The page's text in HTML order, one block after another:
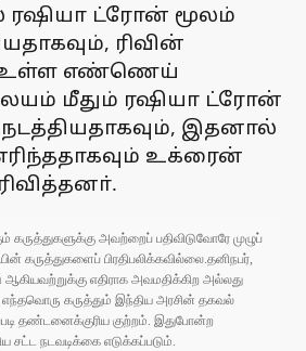
ரஷியா ட்ரோன் மூலம்
ரிவின்
உள்ள எண்ணெய்
மீதும் ரஷியா ட்ரோன்
இதனால்
உக்ரைன்
கருத்துகளுக்கு அவற்றைப் பதிவிடுவோரே முழுப்
கருத்துகளைப் பிரதிபலிக்கவில்லை.தனிநபர்,
எதிராக அவமதிக்கிற அல்லது
கருத்தும் இந்திய அரசின் தகவல்
தண்டனைக்குரிய குற்றம். இதுபோன்ற
சட்ட நடவடிக்கை எடுக்கப்படும்.